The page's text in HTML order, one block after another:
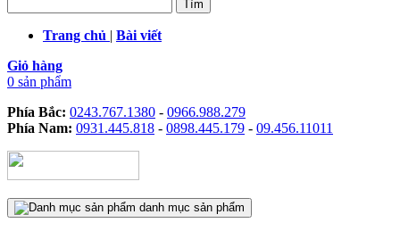
Trang chủ | Bài viết
Giỏ hàng
0 sản phẩm
Phía Bắc: 0243.767.1380 - 0966.988.279
Phía Nam: 0931.445.818 - 0898.445.179 - 09.456.11011
danh mục sản phẩm